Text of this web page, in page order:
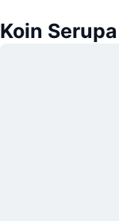
Koin